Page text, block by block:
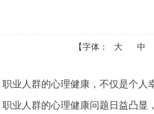
【字体： 大 中
职业人群的心理健康，不仅是个人
职业人群的心理健康问题日益凸显